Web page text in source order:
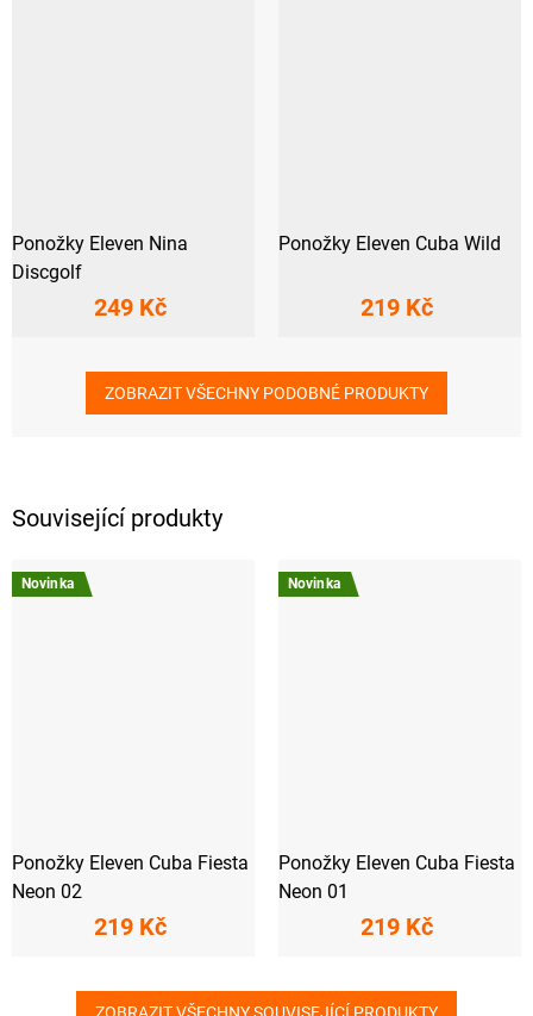
Související produkty
Novinka
Ponožky Eleven Cuba Fiesta
Neon 02
219 Kč
Novinka
Ponožky Eleven Cuba Fiesta
Neon 01
219 Kč
Ponožky Eleven Nina
Discgolf
249 Kč
Ponožky Eleven Cuba Wild
219 Kč
ZOBRAZIT VŠECHNY PODOBNÉ PRODUKTY